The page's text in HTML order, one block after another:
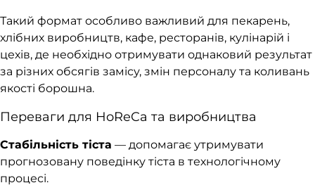
Такий формат особливо важливий для пекарень,
хлібних виробництв, кафе, ресторанів, кулінарій і
цехів, де необхідно отримувати однаковий результат
за різних обсягів замісу, змін персоналу та коливань
якості борошна.
Переваги для HoReCa та виробництва
Стабільність тіста — допомагає утримувати
прогнозовану поведінку тіста в технологічному
процесі.